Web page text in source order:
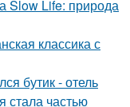
Slow Life: природа
классика с
бутик - отель
стала частью